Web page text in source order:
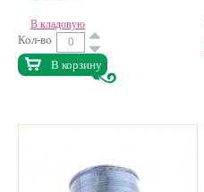
В кладовую
Кол-во
В корзину